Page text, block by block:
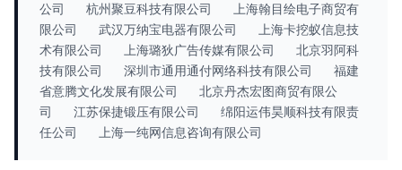
公司
杭州聚豆科技有限公司
上海翰目绘电子商贸有
限公司
武汉万纳宝电器有限公司
上海卡挖蚁信息技
术有限公司
上海璐狄广告传媒有限公司
北京羽阿科
技有限公司
深圳市通用通付网络科技有限公司
福建
省意腾文化发展有限公司
北京丹杰宏图商贸有限公
司
江苏保捷锻压有限公司
绵阳运伟昊顺科技有限责
任公司
上海一纯网信息咨询有限公司